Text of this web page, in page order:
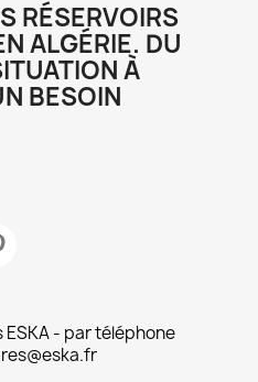
RÉSERVOIRS
ALGÉRIE. DU
À
BESOIN
- par téléphone